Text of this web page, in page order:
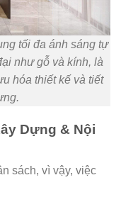
tối đa ánh sáng tự
như gỗ và kính, là
hóa thiết kế và tiết
Dựng & Nội
sách, vì vậy, việc